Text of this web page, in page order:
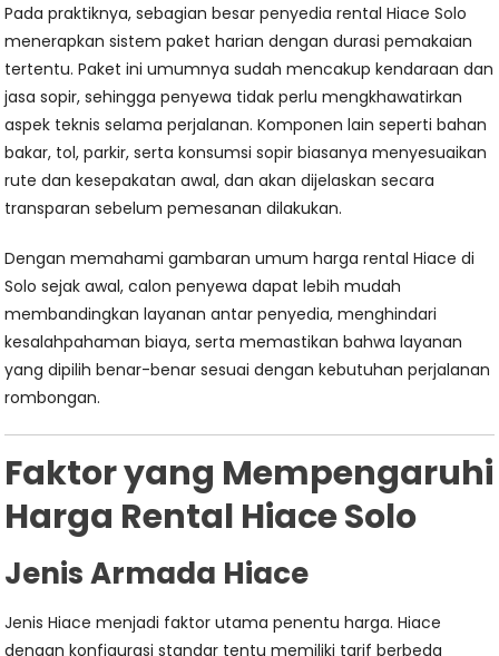
Pada praktiknya, sebagian besar penyedia rental Hiace Solo
menerapkan sistem paket harian dengan durasi pemakaian
tertentu. Paket ini umumnya sudah mencakup kendaraan dan
jasa sopir, sehingga penyewa tidak perlu mengkhawatirkan
aspek teknis selama perjalanan. Komponen lain seperti bahan
bakar, tol, parkir, serta konsumsi sopir biasanya menyesuaikan
rute dan kesepakatan awal, dan akan dijelaskan secara
transparan sebelum pemesanan dilakukan.
Dengan memahami gambaran umum harga rental Hiace di
Solo sejak awal, calon penyewa dapat lebih mudah
membandingkan layanan antar penyedia, menghindari
kesalahpahaman biaya, serta memastikan bahwa layanan
yang dipilih benar-benar sesuai dengan kebutuhan perjalanan
rombongan.
Faktor yang Mempengaruhi
Harga Rental Hiace Solo
Jenis Armada Hiace
Jenis Hiace menjadi faktor utama penentu harga. Hiace
dengan konfigurasi standar tentu memiliki tarif berbeda